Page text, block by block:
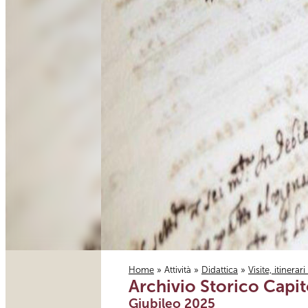
Tu sei qui
Home » Attività » Didattica » Visite,
Archivio Storico
Giubileo 2025